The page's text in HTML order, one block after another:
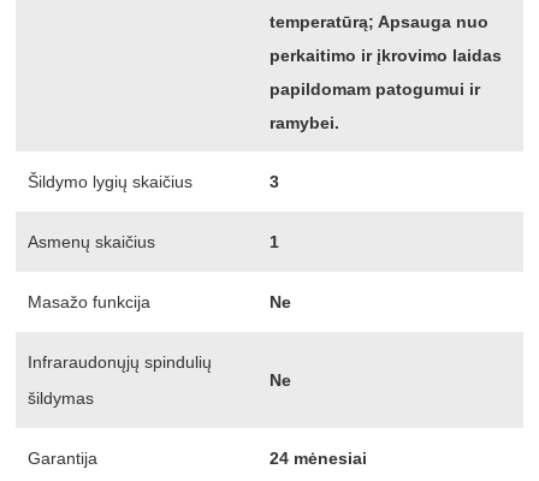
temperatūrą; Apsauga nuo
perkaitimo ir įkrovimo laidas
papildomam patogumui ir
ramybei.
Šildymo lygių skaičius 3
Asmenų skaičius 1
Masažo funkcija Ne
Infraraudonųjų spindulių
šildymas
Ne
Garantija 24 mėnesiai